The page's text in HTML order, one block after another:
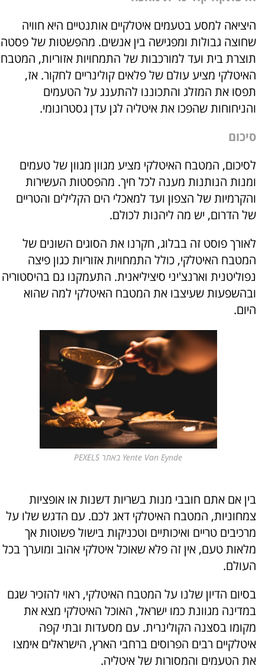
היציאה למסע בטעמים איטלקיים אותנטיים היא חוויה
שחוצה גבולות ומפגישה בין אנשים. מהפשטות של פסטה
תוצרת בית ועד למורכבות של התמחויות אזוריות, המטבח
האיטלקי מציע עולם של פלאים קולינריים לחקור. אז,
תפסו את המזלג והתכוננו להתענג על הטעמים
והניחוחות שהפכו את איטליה לגן עדן גסטרונומי.
סיכום
לסיכום, המטבח האיטלקי מציע מגוון מגוון של טעמים
ומנות הנותנות מענה לכל חיך. מהפסטות העשירות
והקרמיות של הצפון ועד למאכלי הים הקלילים והטריים
של הדרום, יש מה ליהנות לכולם.
לאורך פוסט זה בבלוג, חקרנו את הסוגים השונים של
המטבח האיטלקי, כולל התמחויות אזוריות כגון פיצה
נפוליטנית וארנצ'יני סיציליאנית. התעמקנו גם בהיסטוריה
ובהשפעות שעיצבו את המטבח האיטלקי למה שהוא
היום.
Yente Van Eynde באתר PEXELS
בין אם אתם חובבי מנות בשריות דשנות או אופציות
צמחוניות, המטבח האיטלקי דאג לכם. עם הדגש שלו על
מרכיבים טריים ואיכותיים וטכניקות בישול פשוטות אך
מלאות טעם, אין זה פלא שאוכל איטלקי אהוב ומוערך בכל
העולם.
בסיום הדיון שלנו על המטבח האיטלקי, ראוי להזכיר שגם
במדינה מגוונת כמו ישראל, האוכל האיטלקי מצא את
מקומו בסצנה הקולינרית. עם מסעדות ובתי קפה
איטלקיים רבים הפרוסים ברחבי הארץ, הישראלים אימצו
את הטעמים והמסורות של איטליה.